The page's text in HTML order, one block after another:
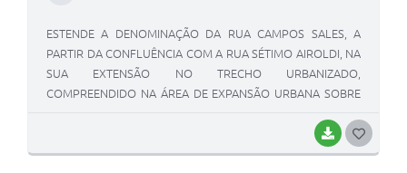
BAIXAR
ESTENDE A DENOMINAÇÃO DA RUA CAMPOS SALES, A
PARTIR DA CONFLUÊNCIA COM A RUA SÉTIMO AIROLDI, NA
SUA EXTENSÃO NO TRECHO URBANIZADO,
COMPREENDIDO NA ÁREA DE EXPANSÃO URBANA SOBRE
ANSELMO FAGIONATO, E DÁ OUTRAS PROVIDÊNCIAS.